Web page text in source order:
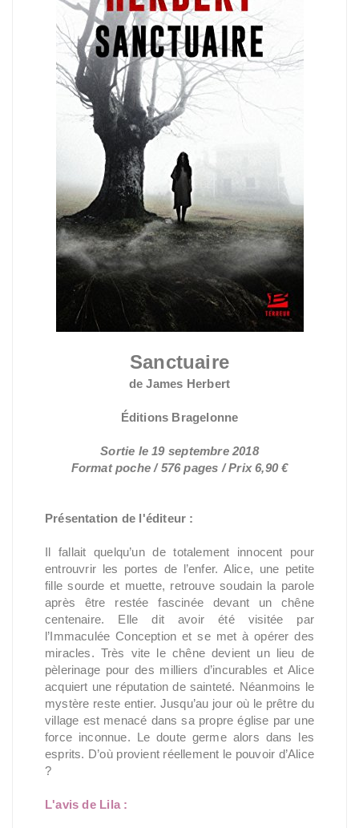
Sanctuaire
de James Herbert
Éditions Bragelonne
Sortie le 19 septembre 2018
Format poche / 576 pages / Prix 6,90 €
Présentation de l'éditeur :
Il fallait quelqu’un de totalement innocent pour
entrouvrir les portes de l’enfer. Alice, une petite
fille sourde et muette, retrouve soudain la parole
après être restée fascinée devant un chêne
centenaire. Elle dit avoir été visitée par
l’Immaculée Conception et se met à opérer des
miracles. Très vite le chêne devient un lieu de
pèlerinage pour des milliers d’incurables et Alice
acquiert une réputation de sainteté. Néanmoins le
mystère reste entier. Jusqu’au jour où le prêtre du
village est menacé dans sa propre église par une
force inconnue. Le doute germe alors dans les
esprits. D’où provient réellement le pouvoir d’Alice
?
L'avis de Lila :